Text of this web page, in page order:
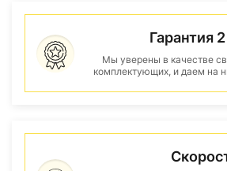
Гарантия
Мы уверены в качестве
комплектующих, и даем на